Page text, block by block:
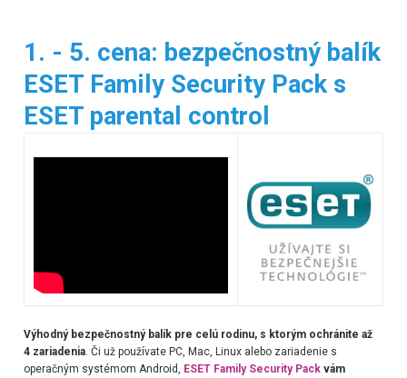
1. - 5. cena: bezpečnostný balík
ESET Family Security Pack s
ESET parental control
Výhodný bezpečnostný balík pre celú rodinu, s ktorým ochránite až
4 zariadenia. Či už používate PC, Mac, Linux alebo zariadenie s
operačným systémom Android, ESET Family Security Packvám